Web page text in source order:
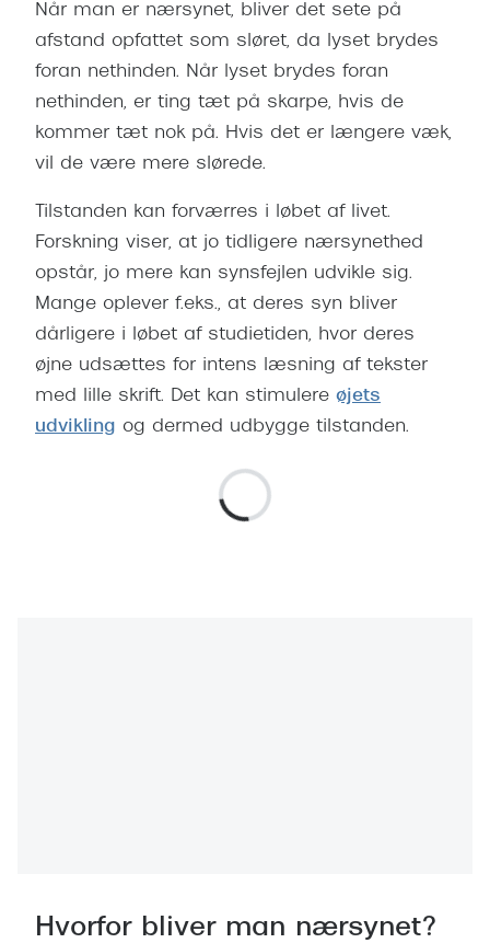
Når man er nærsynet, bliver det sete på
afstand opfattet som sløret, da lyset brydes
foran nethinden. Når lyset brydes foran
nethinden, er ting tæt på skarpe, hvis de
kommer tæt nok på. Hvis det er længere væk,
vil de være mere slørede.
Tilstanden kan forværres i løbet af livet.
Forskning viser, at jo tidligere nærsynethed
opstår, jo mere kan synsfejlen udvikle sig.
Mange oplever f.eks., at deres syn bliver
dårligere i løbet af studietiden, hvor deres
øjne udsættes for intens læsning af tekster
med lille skrift. Det kan stimulere øjets
udvikling og dermed udbygge tilstanden.
Hvorfor bliver man nærsynet?